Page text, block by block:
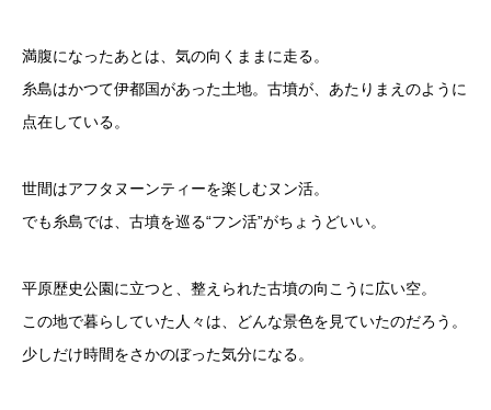
満腹になったあとは、気の向くままに走る。
糸島はかつて伊都国があった土地。古墳が、あたりまえのように
点在している。
世間はアフタヌーンティーを楽しむヌン活。
でも糸島では、古墳を巡る“フン活”がちょうどいい。
平原歴史公園に立つと、整えられた古墳の向こうに広い空。
この地で暮らしていた人々は、どんな景色を見ていたのだろう。
少しだけ時間をさかのぼった気分になる。